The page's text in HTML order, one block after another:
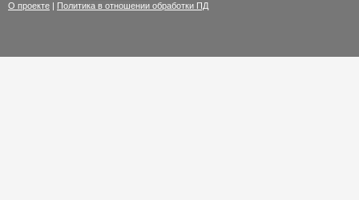
О проекте | Политика в отношении обработки ПД